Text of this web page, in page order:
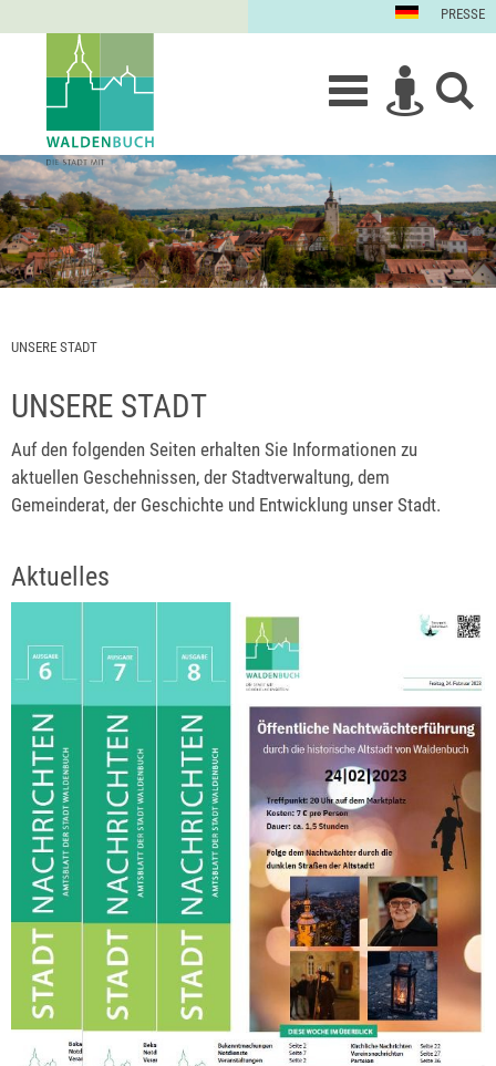
PRESSE
UNSERE STADT
UNSERE STADT
Auf den folgenden Seiten erhalten Sie Informationen zu
aktuellen Geschehnissen, der Stadtverwaltung, dem
Gemeinderat, der Geschichte und Entwicklung unser Stadt.
Aktuelles